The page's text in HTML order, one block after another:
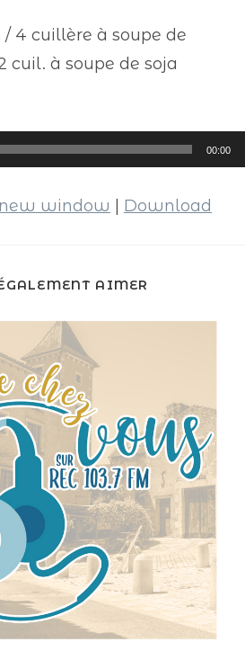
4 cuillère à soupe de
cuil. à soupe de soja
00:00
window Download
AIMER